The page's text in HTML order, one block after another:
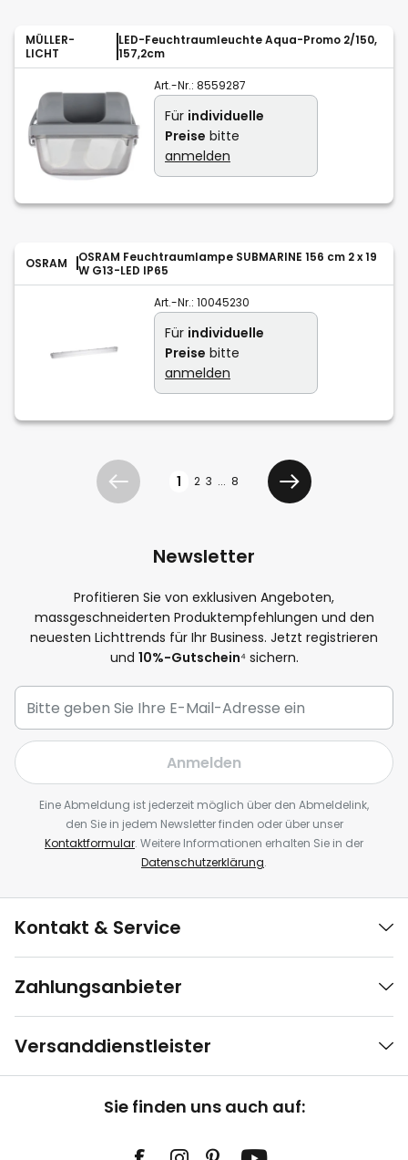
MÜLLER-
LICHT
LED-Feuchtraumleuchte Aqua-Promo 2/150,
157,2cm
Art.-Nr.: 8559287
Für individuelle
Preise bitte
anmelden
OSRAM
OSRAM Feuchtraumlampe SUBMARINE 156 cm 2 x 19
W G13-LED IP65
Art.-Nr.: 10045230
Für individuelle
Preise bitte
anmelden
Zurück 1 2 3 ... 8
Weiter
Newsletter
Profitieren Sie von exklusiven Angeboten,
massgeschneiderten Produktempfehlungen und den
neuesten Lichttrends für Ihr Business. Jetzt registrieren
und 10%-Gutschein⁴ sichern.
Anmelden
Eine Abmeldung ist jederzeit möglich über den Abmeldelink,
den Sie in jedem Newsletter finden oder über unser
Kontaktformular. Weitere Informationen erhalten Sie in der
Datenschutzerklärung.
Kontakt & Service
Zahlungsanbieter
Versanddienstleister
Sie finden uns auch auf: